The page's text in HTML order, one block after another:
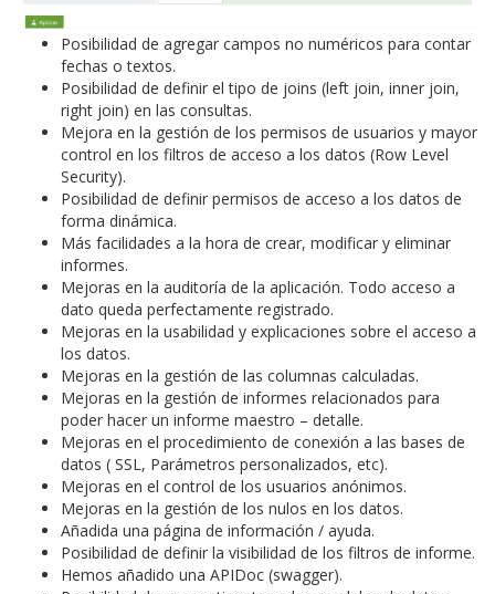
Posibilidad de agregar campos no numéricos para contar
fechas o textos.
Posibilidad de definir el tipo de joins (left join, inner join,
right join) en las consultas.
Mejora en la gestión de los permisos de usuarios y mayor
control en los filtros de acceso a los datos (Row Level
Security).
Posibilidad de definir permisos de acceso a los datos de
forma dinámica.
Más facilidades a la hora de crear, modificar y eliminar
informes.
Mejoras en la auditoría de la aplicación. Todo acceso a
dato queda perfectamente registrado.
Mejoras en la usabilidad y explicaciones sobre el acceso a
los datos.
Mejoras en la gestión de las columnas calculadas.
Mejoras en la gestión de informes relacionados para
poder hacer un informe maestro – detalle.
Mejoras en el procedimiento de conexión a las bases de
datos ( SSL, Parámetros personalizados, etc).
Mejoras en el control de los usuarios anónimos.
Mejoras en la gestión de los nulos en los datos.
Añadida una página de información / ayuda.
Posibilidad de definir la visibilidad de los filtros de informe.
Hemos añadido una APIDoc (swagger).